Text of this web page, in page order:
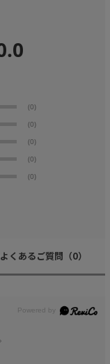
(0)
(0)
(0)
(0)
(0)
くあるご質問 （0）